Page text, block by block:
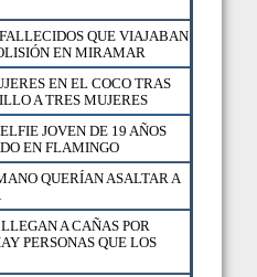
Y MUJER EN BARRIO
CRUZ
DE TURISTAS
LICENCIA DE CONDUCIR
UN FINANCIAMIENTO DE
EN EL BANCO NACIONAL?
DE DROGA AL
NICOYA
CON CARNE DE LA
BLANCA EN SECTOR
QUE VIAJABAN
EN MIRAMAR
EN EL COCO TRAS
A TRES MUJERES
JOVEN DE 19 AÑOS
EN FLAMINGO
QUERÍAN ASALTAR A
A CAÑAS POR
PERSONAS QUE LOS